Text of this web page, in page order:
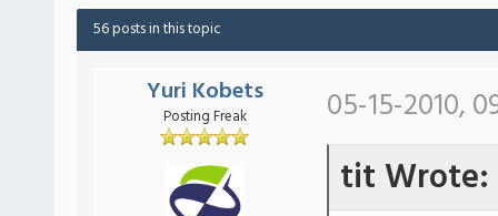
56 posts in this topic
Yuri Kobets
Posting Freak 05-15-2010,
tit Wrote: